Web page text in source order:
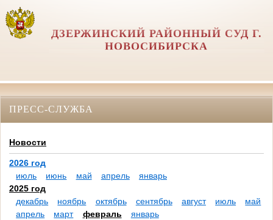
ДЗЕРЖИНСКИЙ РАЙОННЫЙ СУД Г.
НОВОСИБИРСКА
ПРЕСС-СЛУЖБА
Новости
2026 год
июль
июнь май апрель
январь
2025 год
декабрь
ноябрь октябрь сентябрь август июль
май
апрель
март февраль
январь